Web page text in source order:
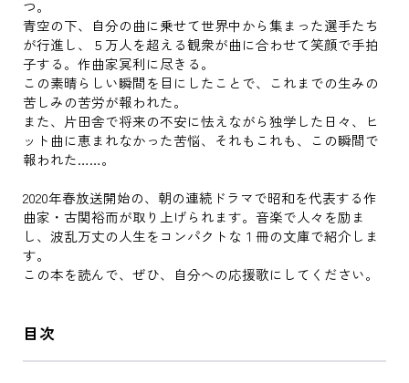
つ。
青空の下、自分の曲に乗せて世界中から集まった選手たち
が行進し、５万人を超える観衆が曲に合わせて笑顔で手拍
子する。作曲家冥利に尽きる。
この素晴らしい瞬間を目にしたことで、これまでの生みの
苦しみの苦労が報われた。
また、片田舎で将来の不安に怯えながら独学した日々、ヒ
ット曲に恵まれなかった苦悩、それもこれも、この瞬間で
報われた……。
2020年春放送開始の、朝の連続ドラマで昭和を代表する作
曲家・古関裕而が取り上げられます。音楽で人々を励ま
し、波乱万丈の人生をコンパクトな１冊の文庫で紹介しま
す。
この本を読んで、ぜひ、自分への応援歌にしてください。
目次